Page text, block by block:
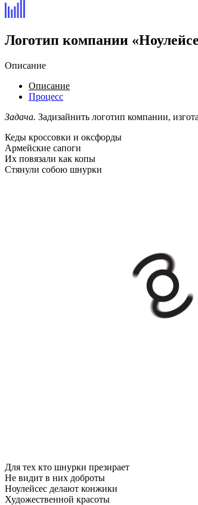
Логотип компании
Описание
Описание
Процесс
Задача. Задизайнить логотип компании,
Кеды кроссовки и оксфорды
Армейские сапоги
Их повязали как копы
Стянули собою шнурки
Для тех кто шнурки презирает
Не видит в них доброты
Ноулейсес делают конжики
Художественной красоты